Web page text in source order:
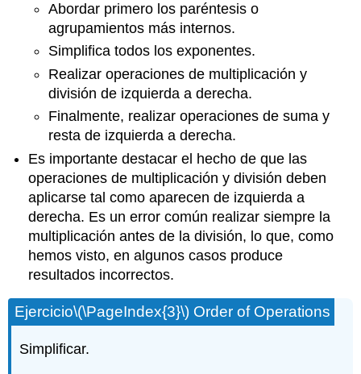
Abordar primero los paréntesis o
agrupamientos más internos.
Simplifica todos los exponentes.
Realizar operaciones de multiplicación y
división de izquierda a derecha.
Finalmente, realizar operaciones de suma y
resta de izquierda a derecha.
Es importante destacar el hecho de que las
operaciones de multiplicación y división deben
aplicarse tal como aparecen de izquierda a
derecha. Es un error común realizar siempre la
multiplicación antes de la división, lo que, como
hemos visto, en algunos casos produce
resultados incorrectos.
Ejercicio\(\PageIndex{3}\) Order of Operations
Simplificar.